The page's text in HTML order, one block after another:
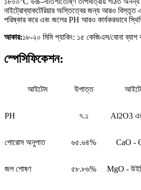
নাইট্রোব্যাকটেরিয়ার অস্তিত্বের জন্য আরও বিস্তৃত
পরিষ্কার করে এবং জলের PH আরও কার্যকরভাবে
আকার:১৮-২০ মিমি প্যাকিং: ১৫ কেজিএস/বোনা ব্যাগ
স্পেসিফিকেশন:
আইটেম উপাত্ত
PH ৭.১ Al2O3 এর
পোরোস অনুপাত ৬৫.৬৪% CaO -
জল শোষণ ৫৮.৮৬% MgO -